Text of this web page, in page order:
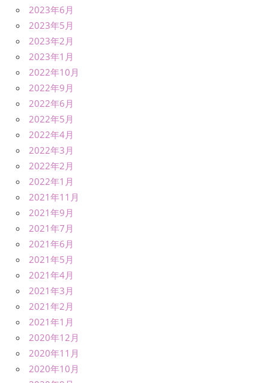
2023年6月
2023年5月
2023年2月
2023年1月
2022年10月
2022年9月
2022年6月
2022年5月
2022年4月
2022年3月
2022年2月
2022年1月
2021年11月
2021年9月
2021年7月
2021年6月
2021年5月
2021年4月
2021年3月
2021年2月
2021年1月
2020年12月
2020年11月
2020年10月